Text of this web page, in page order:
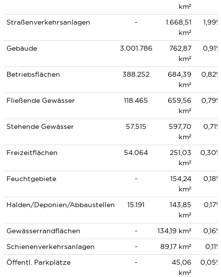
km²
Straßenverkehrsanlagen
-
1.668,51
km²
Gebäude 3.001.786
762,87
km²
Betriebsflächen 388.252
684,39
km²
Fließende Gewässer 118.465
659,56
km²
Stehende Gewässer 57.515
597,70
km²
Freizeitflächen 54.064
251,03
km²
Feuchtgebiete -
154,24
km²
Halden/Deponien/Abbaustellen 15.191
143,85
km²
Gewässerrandflächen - 134,19 km²
Schienenverkehrsanlagen
- 89,17 km²
Öffentl. Parkplätze
-
45,06
km²